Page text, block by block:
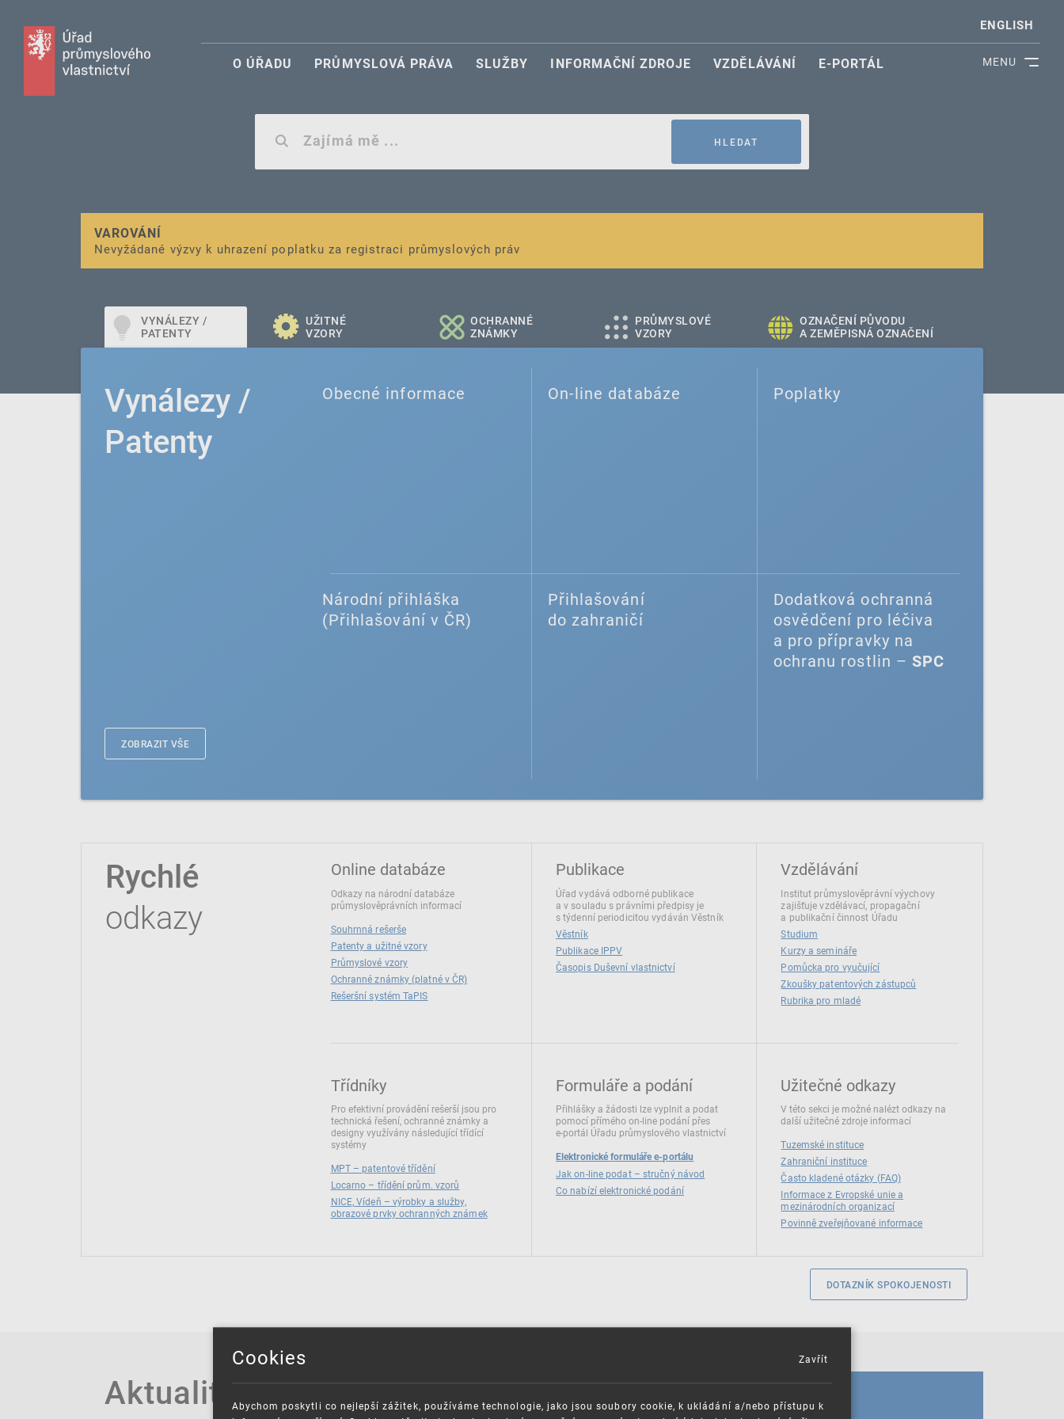
MENU
ENGLISH
O ÚŘADU PRŮMYSLOVÁ PRÁVA SLUŽBY INFORMAČNÍ ZDROJE VZDĚLÁVÁNÍ E-PORTÁL
HLEDAT
VAROVÁNÍ
Nevyžádané výzvy k uhrazení poplatku za registraci průmyslových práv
Finanční podpora
pro správu duševního vlastnictví pro malé a střední podniky
VYNÁLEZY /
PATENTY
UŽITNÉ
VZORY
OCHRANNÉ
ZNÁMKY
PRŮMYSLOVÉ
VZORY
OZNAČENÍ PŮVODU
A ZEMĚPISNÁ OZNAČENÍ
Vynálezy /
Patenty
Obecné informace On-line databáze Poplatky
Národní přihláška
(Přihlašování v ČR)
Přihlašování
do zahraničí
Dodatková ochranná
osvědčení pro léčiva
a pro přípravky na
ochranu rostlin – SPC
ZOBRAZIT VŠE
Rychlé
odkazy
Online databáze
Odkazy na národní databáze
průmyslověprávních informací
Souhrnná rešerše
Patenty a užitné vzory
Průmyslové vzory
Ochranné známky (platné v ČR)
Rešeršní systém TaPIS
Publikace
Úřad vydává odborné publikace
a v souladu s právními předpisy je
s týdenní periodicitou vydáván Věstník
Věstník
Publikace IPPV
Časopis Duševní vlastnictví
Vzdělávání
Institut průmyslověprávní výychovy
zajišťuje vzdělávací, propagační
a publikační činnost Úřadu
Studium
Kurzy a semináře
Pomůcka pro vyučující
Zkoušky patentových zástupců
Rubrika pro mladé
Třídníky
Pro efektivní provádění rešerší jsou pro
technická řešení, ochranné známky a
designy využívány následující třídící
systémy
MPT – patentové třídění
Locarno – třídění prům. vzorů
NICE, Vídeň – výrobky a služby,
obrazové prvky ochranných známek
Formuláře a podání
Přihlášky a žádosti lze vyplnit a podat
pomocí přímého on‑line podání přes
e‑portál Úřadu průmyslového vlastnictví
Elektronické formuláře e-portálu
Jak on-line podat – stručný návod
Co nabízí elektronické podání
Užitečné odkazy
V této sekci je možné nalézt odkazy na
další užitečné zdroje informací
Tuzemské instituce
Zahraniční instituce
Často kladené otázky (FAQ)
Informace z Evropské unie a
mezinárodních organizací
Povinně zveřejňované informace
DOTAZNÍK SPOKOJENOSTI
Aktuality KALENDÁŘ
Cookies
Abychom poskytli co nejlepší zážitek, používáme technologie, jako jsou soubory cookie, k ukládání a/nebo přístupu k
Zavřít